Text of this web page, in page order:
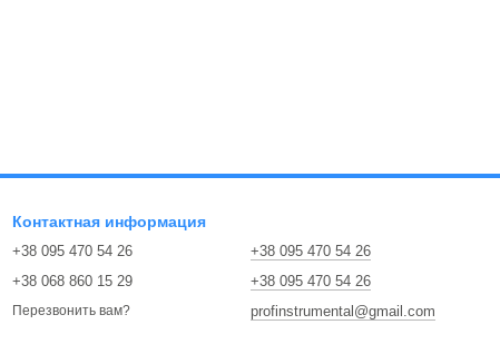
Контактная информация
+38 095 470 54 26
+38 068 860 15 29
Перезвонить вам?
+38 095 470 54 26
+38 095 470 54 26
profinstrumental@gmail.com